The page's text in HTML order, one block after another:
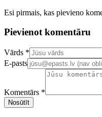
Esi pirmais, kas pievieno
Pievienot komentāru
Confirm your email address
Vārds *
E-pasts
Komentārs *
Nosūtīt